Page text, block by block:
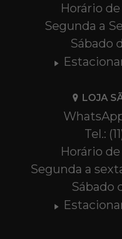
Horário
Segunda a
Sábado
LOJA
Tel.:
Horário
Segunda a
Sábado